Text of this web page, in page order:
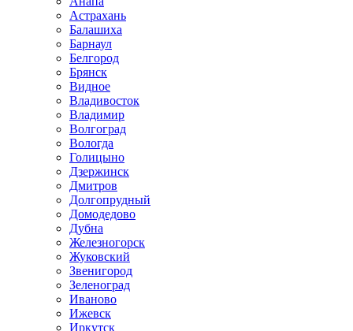
Астрахань
Балашиха
Барнаул
Белгород
Брянск
Видное
Владивосток
Владимир
Волгоград
Вологда
Голицыно
Дзержинск
Дмитров
Долгопрудный
Домодедово
Дубна
Железногорск
Жуковский
Звенигород
Зеленоград
Иваново
Ижевск
Иркутск